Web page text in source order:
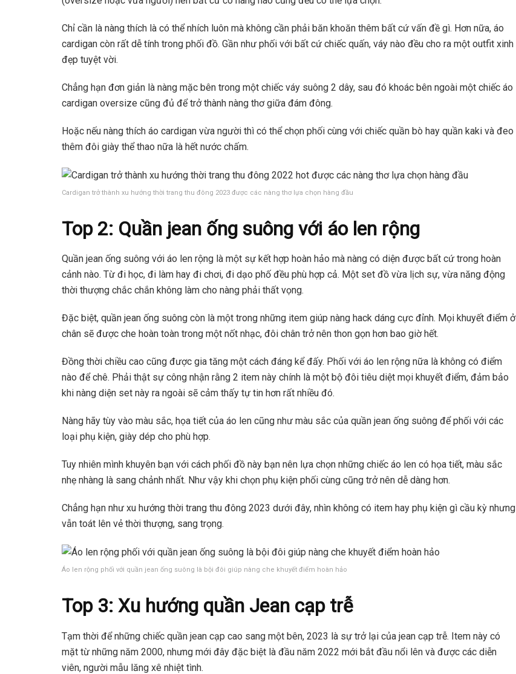
Chỉ cần là nàng thích là có thể nhích luôn mà không cần phải băn khoăn thêm bất cứ vấn đề gì. Hơn nữa, áo
cardigan còn rất dễ tính trong phối đồ. Gần như phối với bất cứ chiếc quấn, váy nào đều cho ra một outfit xinh
đẹp tuyệt vời.
Chẳng hạn đơn giản là nàng mặc bên trong một chiếc váy suông 2 dây, sau đó khoác bên ngoài một chiếc áo
cardigan oversize cũng đủ để trở thành nàng thơ giữa đám đông.
Hoặc nếu nàng thích áo cardigan vừa người thì có thể chọn phối cùng với chiếc quần bò hay quần kaki và đeo
thêm đôi giày thể thao nữa là hết nước chấm.
Cardigan trở thành xu hướng thời trang thu đông 2023 được các nàng thơ lựa chọn hàng đầu
Top 2: Quần jean ống suông với áo len rộng
Quần jean ống suông với áo len rộng là một sự kết hợp hoàn hảo mà nàng có diện được bất cứ trong hoàn
cảnh nào. Từ đi học, đi làm hay đi chơi, đi dạo phố đều phù hợp cả. Một set đồ vừa lịch sự, vừa năng động
thời thượng chắc chắn không làm cho nàng phải thất vọng.
Đặc biệt, quần jean ống suông còn là một trong những item giúp nàng hack dáng cực đỉnh. Mọi khuyết điểm ở
chân sẽ được che hoàn toàn trong một nốt nhạc, đôi chân trở nên thon gọn hơn bao giờ hết.
Đồng thời chiều cao cũng được gia tăng một cách đáng kể đấy. Phối với áo len rộng nữa là không có điểm
nào để chê. Phải thật sự công nhận rằng 2 item này chính là một bộ đôi tiêu diệt mọi khuyết điểm, đảm bảo
khi nàng diện set này ra ngoài sẽ cảm thấy tự tin hơn rất nhiều đó.
Nàng hãy tùy vào màu sắc, họa tiết của áo len cũng như màu sắc của quần jean ống suông để phối với các
loại phụ kiện, giày dép cho phù hợp.
Tuy nhiên mình khuyên bạn với cách phối đồ này bạn nên lựa chọn những chiếc áo len có họa tiết, màu sắc
nhẹ nhàng là sang chảnh nhất. Như vậy khi chọn phụ kiện phối cùng cũng trở nên dễ dàng hơn.
Chẳng hạn như xu hướng thời trang thu đông 2023 dưới đây, nhìn không có item hay phụ kiện gì cầu kỳ nhưng
vẫn toát lên vẻ thời thượng, sang trọng.
Áo len rộng phối với quần jean ống suông là bội đôi giúp nàng che khuyết điểm hoàn hảo
Top 3: Xu hướng quần Jean cạp trễ
Tạm thời để những chiếc quần jean cạp cao sang một bên, 2023 là sự trở lại của jean cạp trễ. Item này có
mặt từ những năm 2000, nhưng mới đây đặc biệt là đầu năm 2022 mới bắt đầu nổi lên và được các diễn
viên, người mẫu lăng xê nhiệt tình.